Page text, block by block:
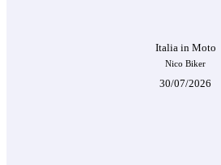
Italia in Moto
Nico Biker
30/07/2026